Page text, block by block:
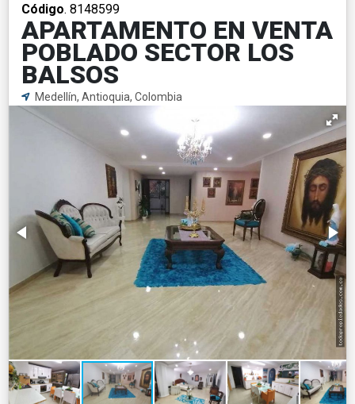
Código. 8148599
APARTAMENTO EN VENTA
POBLADO SECTOR LOS
BALSOS
Medellín, Antioquia, Colombia